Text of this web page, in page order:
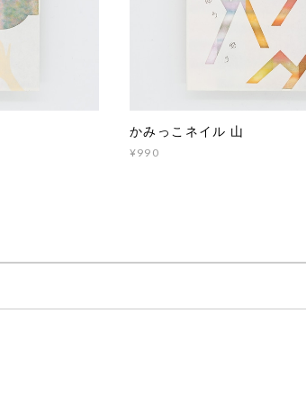
かみっこネイル 山
¥990